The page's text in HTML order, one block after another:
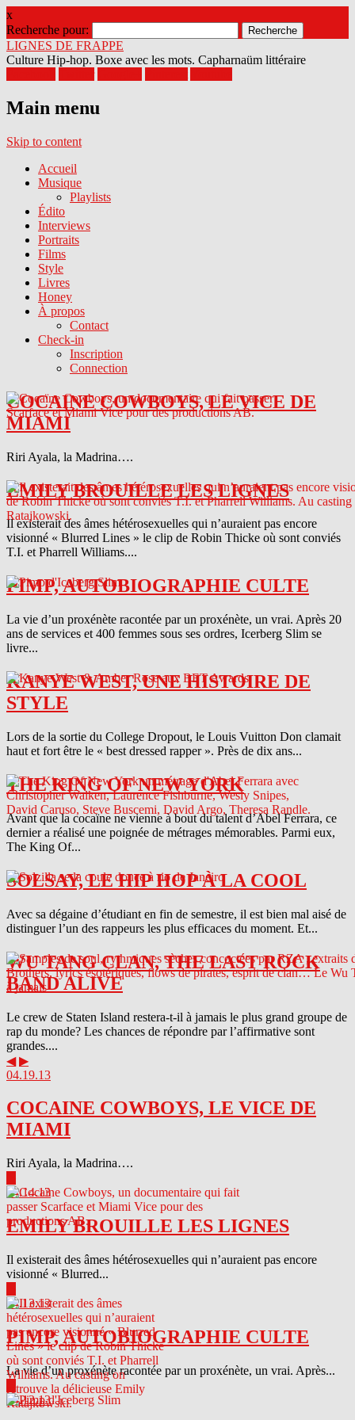
x
Recherche pour:
LIGNES DE FRAPPE
Culture Hip-hop. Boxe avec les mots. Capharnaüm littéraire
Main menu
Skip to content
Accueil
Musique
Playlists
Édito
Interviews
Portraits
Films
Style
Livres
Honey
À propos
Contact
Check-in
Inscription
Connection
COCAINE COWBOYS, LE VICE DE
MIAMI
Riri Ayala, la Madrina….
EMILY BROUILLE LES LIGNES
Il existerait des âmes hétérosexuelles qui n’auraient pas encore
visionné « Blurred Lines » le clip de Robin Thicke où sont conviés
T.I. et Pharrell Williams....
PIMP, AUTOBIOGRAPHIE CULTE
La vie d’un proxénète racontée par un proxénète, un vrai. Après 20
ans de services et 400 femmes sous ses ordres, Icerberg Slim se
livre...
KANYE WEST, UNE HISTOIRE DE
STYLE
Lors de la sortie du College Dropout, le Louis Vuitton Don clamait
haut et fort être le « best dressed rapper ». Près de dix ans...
THE KING OF NEW YORK
Avant que la cocaïne ne vienne à bout du talent d’Abel Ferrara, ce
dernier a réalisé une poignée de métrages mémorables. Parmi eux,
The King Of...
SOLSAY, LE HIP HOP À LA COOL
Avec sa dégaine d’étudiant en fin de semestre, il est bien mal aisé de
distinguer l’un des rappeurs les plus efficaces du moment. Et...
WU TANG CLAN, THE LAST ROCK
BAND ALIVE
Le crew de Staten Island restera-t-il à jamais le plus grand groupe de
rap du monde? Les chances de répondre par l’affirmative sont
grandes....
◀ ▶
04.19.13
COCAINE COWBOYS, LE VICE DE
MIAMI
Riri Ayala, la Madrina….
04.14.13
EMILY BROUILLE LES LIGNES
Il existerait des âmes hétérosexuelles qui n’auraient pas encore
visionné « Blurred...
04.13.13
PIMP, AUTOBIOGRAPHIE CULTE
La vie d’un proxénète racontée par un proxénète, un vrai. Après...
04.12.13